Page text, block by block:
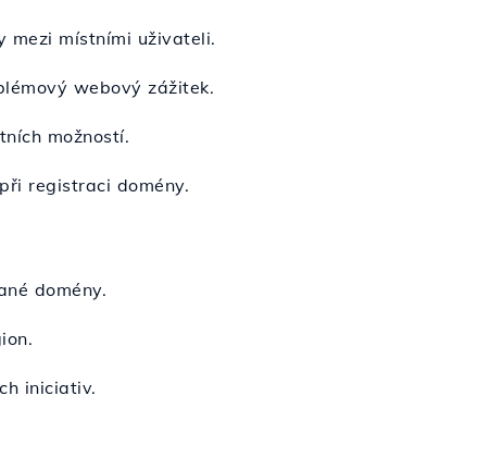
mezi místními uživateli.
webový zážitek.
možností.
registraci domény.
domény.
iniciativ.